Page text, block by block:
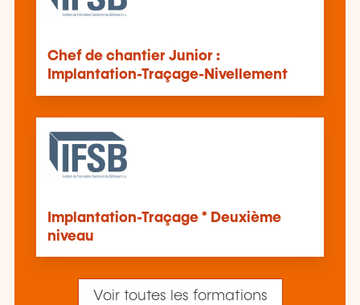
Chef de chantier Junior :
Implantation-Traçage-Nivellement
Implantation-Traçage * Deuxième
niveau
Voir toutes les formations